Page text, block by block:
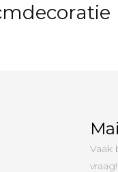
Vaak
vraag!